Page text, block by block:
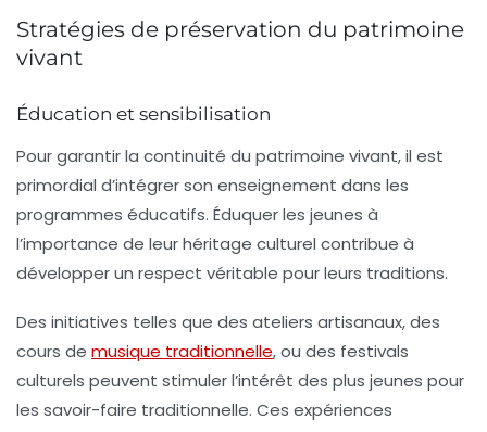
Stratégies de préservation du patrimoine
vivant
Éducation et sensibilisation
Pour garantir la continuité du patrimoine vivant, il est
primordial d’intégrer son enseignement dans les
programmes éducatifs. Éduquer les jeunes à
l’importance de leur héritage culturel contribue à
développer un respect véritable pour leurs traditions.
Des initiatives telles que des ateliers artisanaux, des
cours de musique traditionnelle, ou des festivals
culturels peuvent stimuler l’intérêt des plus jeunes pour
les savoir-faire traditionnelle. Ces expériences